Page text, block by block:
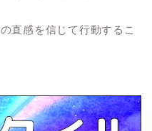
直感を信じて行動するこ